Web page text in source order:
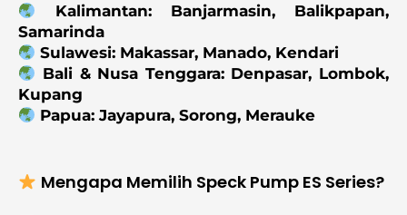
Kalimantan: Banjarmasin, Balikpapan,
Samarinda
Sulawesi: Makassar, Manado, Kendari
Bali & Nusa Tenggara: Denpasar, Lombok,
Kupang
Papua: Jayapura, Sorong, Merauke
Mengapa Memilih Speck Pump ES Series?